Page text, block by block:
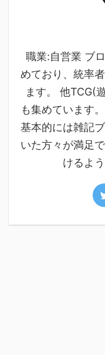
職業:自営業 ブ
めており、統率
ます。 他TCG(
も集めています
基本的には雑記
いた方々が満足
けるよ